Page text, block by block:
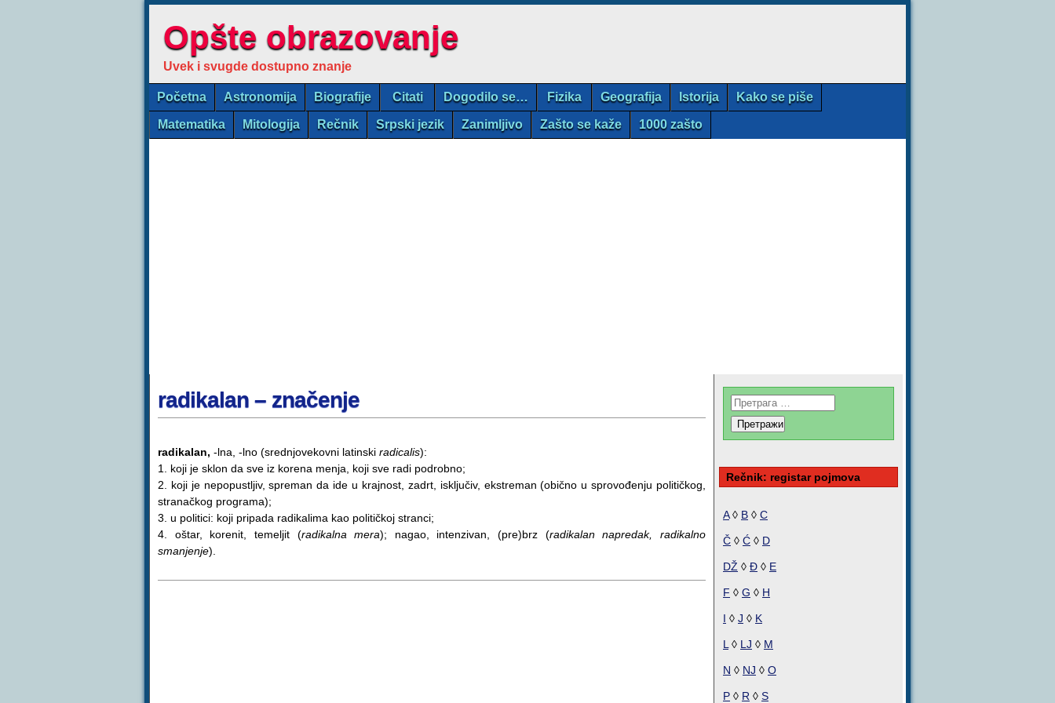
Opšte obrazovanje
Uvek i svugde dostupno znanje
Početna Astronomija Biografije Citati Dogodilo se… Fizika Geografija Istorija Kako se piše
Matematika Mitologija Rečnik Srpski jezik Zanimljivo Zašto se kaže 1000 zašto
radikalan – značenje
radikalan, -lna, -lno (srednjovekovni latinski radicalis):
1. koji je sklon da sve iz korena menja, koji sve radi podrobno;
2. koji je nepopustljiv, spreman da ide u krajnost, zadrt, isključiv, ekstreman (obično u sprovođenju političkog,
stranačkog programa);
3. u politici: koji pripada radikalima kao političkoj stranci;
4. oštar, korenit, temeljit (radikalna mera); nagao, intenzivan, (pre)brz (radikalan napredak, radikalno
smanjenje).
Rečnik: registar pojmova
A◊ B ◊ C
Č ◊ Ć ◊ D
DŽ ◊ Đ ◊ E
F ◊ G ◊ H
I ◊ J ◊ K
L ◊ LJ ◊ M
N ◊ NJ ◊ O
P ◊ R ◊ S